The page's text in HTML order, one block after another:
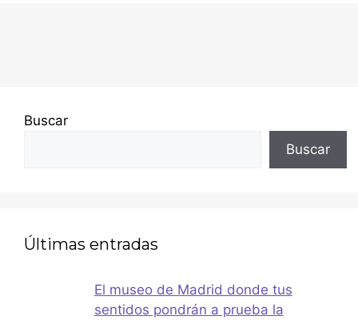
Buscar
Buscar
Últimas entradas
El museo de Madrid donde tus
sentidos pondrán a prueba la